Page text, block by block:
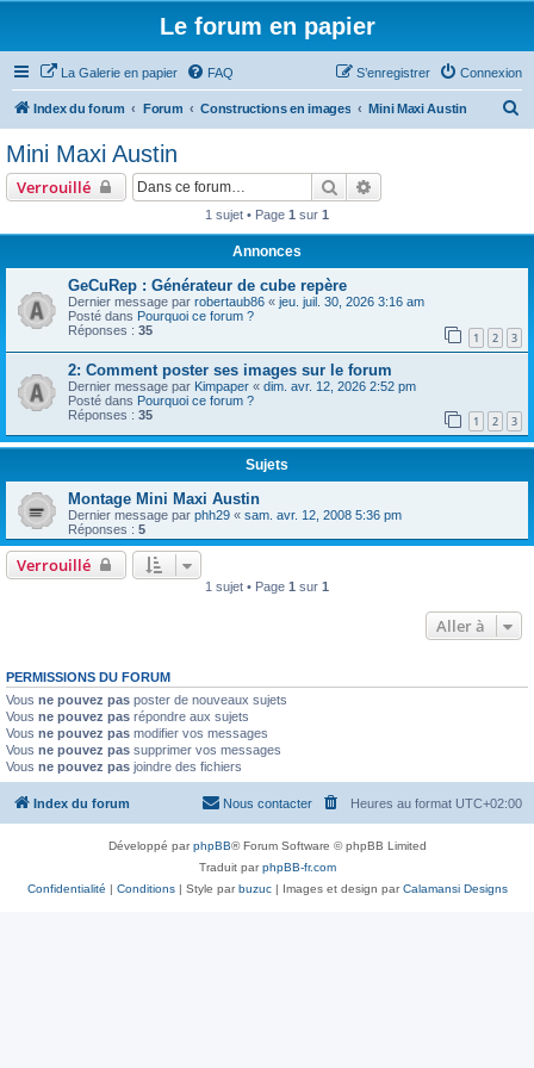
Le forum en papier
La Galerie en papier FAQ Connexion
S’enregistrer
Index du forum Forum Constructions en images Mini Maxi Austin
Mini Maxi Austin
Verrouillé Rechercher
1 sujet • Page 1 sur 1
Annonces
GeCuRep : Générateur de cube repère
Dernier message par robertaub86 « jeu. juil. 30, 2026 3:16 am
Posté dans Pourquoi ce forum ?
Réponses : 35 1 2 3
2: Comment poster ses images sur le forum
Dernier message par Kimpaper « dim. avr. 12, 2026 2:52 pm
Posté dans Pourquoi ce forum ?
Réponses : 35 1 2 3
Sujets
Montage Mini Maxi Austin
Dernier message par phh29 « sam. avr. 12, 2008 5:36 pm
Réponses : 5
Verrouillé
1 sujet • Page 1 sur 1
Aller à
PERMISSIONS DU FORUM
Vous ne pouvez pas poster de nouveaux sujets
Vous ne pouvez pas répondre aux sujets
Vous ne pouvez pas modifier vos messages
Vous ne pouvez pas supprimer vos messages
Vous ne pouvez pas joindre des fichiers
Index du forum Heures au format UTC+02:00
Nous contacter
Développé parphpBB® Forum Software © phpBB Limited
Traduit parphpBB-fr.com
Confidentialité | Conditions| Style parbuzuc| Images et design parCalamansi Designs